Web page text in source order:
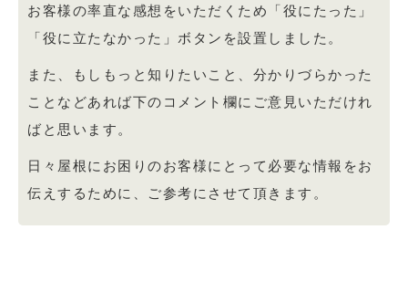
お客様の率直な感想をいただくため「役にたった」
「役に立たなかった」ボタンを設置しました。
また、もしもっと知りたいこと、分かりづらかった
ことなどあれば下のコメント欄にご意見いただけれ
ばと思います。
日々屋根にお困りのお客様にとって必要な情報をお
伝えするために、ご参考にさせて頂きます。